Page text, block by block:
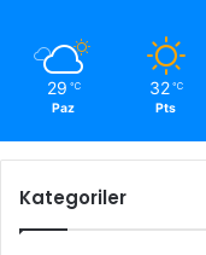
29 ℃
Paz
32 ℃
Pts
Kategoriler